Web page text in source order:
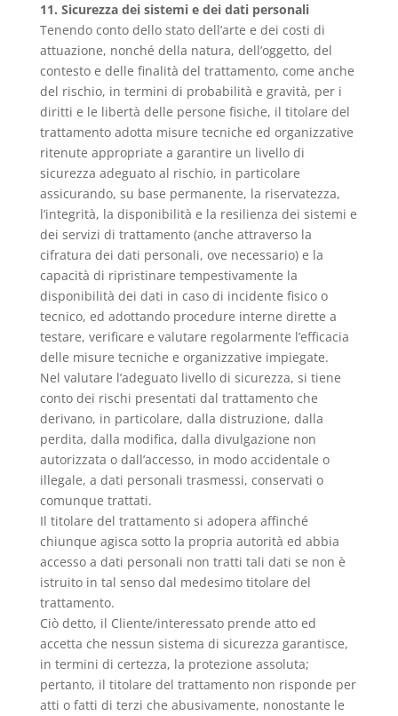
11. Sicurezza dei sistemi e dei dati personali
Tenendo conto dello stato dell’arte e dei costi di
attuazione, nonché della natura, dell’oggetto, del
contesto e delle finalità del trattamento, come anche
del rischio, in termini di probabilità e gravità, per i
diritti e le libertà delle persone fisiche, il titolare del
trattamento adotta misure tecniche ed organizzative
ritenute appropriate a garantire un livello di
sicurezza adeguato al rischio, in particolare
assicurando, su base permanente, la riservatezza,
l’integrità, la disponibilità e la resilienza dei sistemi e
dei servizi di trattamento (anche attraverso la
cifratura dei dati personali, ove necessario) e la
capacità di ripristinare tempestivamente la
disponibilità dei dati in caso di incidente fisico o
tecnico, ed adottando procedure interne dirette a
testare, verificare e valutare regolarmente l’efficacia
delle misure tecniche e organizzative impiegate.
Nel valutare l’adeguato livello di sicurezza, si tiene
conto dei rischi presentati dal trattamento che
derivano, in particolare, dalla distruzione, dalla
perdita, dalla modifica, dalla divulgazione non
autorizzata o dall’accesso, in modo accidentale o
illegale, a dati personali trasmessi, conservati o
comunque trattati.
Il titolare del trattamento si adopera affinché
chiunque agisca sotto la propria autorità ed abbia
accesso a dati personali non tratti tali dati se non è
istruito in tal senso dal medesimo titolare del
trattamento.
Ciò detto, il Cliente/interessato prende atto ed
accetta che nessun sistema di sicurezza garantisce,
in termini di certezza, la protezione assoluta;
pertanto, il titolare del trattamento non risponde per
atti o fatti di terzi che abusivamente, nonostante le